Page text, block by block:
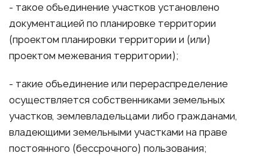
- такое объединение участков установлено
документацией по планировке территории
(проектом планировки территории и (или)
проектом межевания территории);
- такие объединение или перераспределение
осуществляется собственниками земельных
участков, землевладельцами либо гражданами,
владеющими земельными участками на праве
постоянного (бессрочного) пользования;